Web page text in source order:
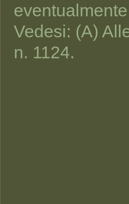
Vedesi: (A)
n. 1124.